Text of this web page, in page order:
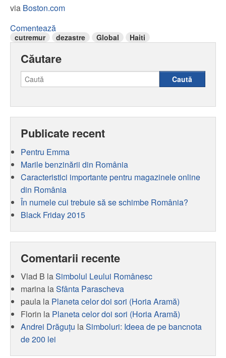
via Boston.com
Comentează
cutremur dezastre Global Haiti
Căutare
Caută
Publicate recent
Pentru Emma
Marile benzinării din România
Caracteristici importante pentru magazinele online
din România
În numele cui trebuie să se schimbe România?
Black Friday 2015
Comentarii recente
Vlad B laSimbolul Leului Românesc
marina laSfânta Parascheva
paula la Planeta celor doi sori (Horia Aramă)
Florin la Planeta celor doi sori (Horia Aramă)
Andrei Drăguţu laSimboluri: Ideea de pe bancnota
de 200 lei